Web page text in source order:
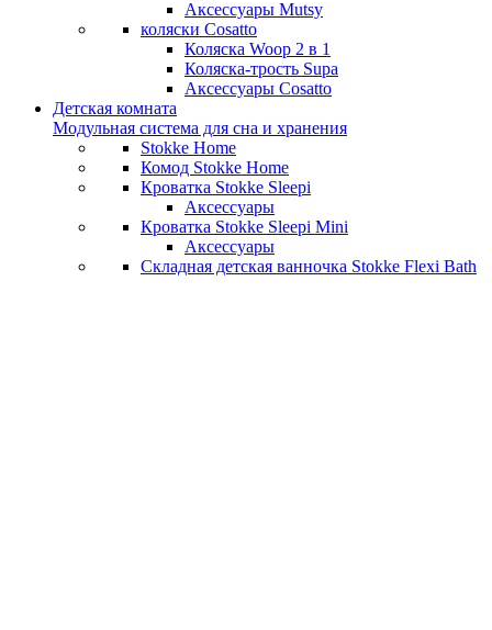
Аксессуары Mutsy
коляски Cosatto
Коляска Woop 2 в 1
Коляска-трость Supa
Аксессуары Cosatto
Детская комната
Модульная система для сна и хранения
Stokke Home
Комод Stokke Home
Кроватка Stokke Sleepi
Аксессуары
Кроватка Stokke Sleepi Mini
Аксессуары
Складная детская ванночка Stokke Flexi Bath